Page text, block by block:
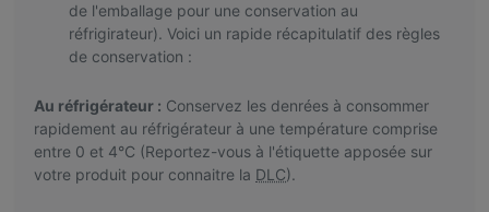
de l'emballage pour une conservation au
réfrigirateur). Voici un rapide récapitulatif des règles
de conservation :
Au réfrigérateur : Conservez les denrées à consommer
rapidement au réfrigérateur à une température comprise
entre 0 et 4°C (Reportez-vous à l'étiquette apposée sur
votre produit pour connaitre la DLC).